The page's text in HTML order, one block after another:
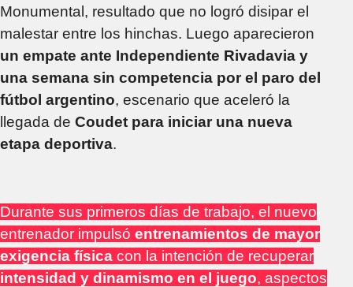
Monumental, resultado que no logró disipar el
malestar entre los hinchas. Luego aparecieron
un empate ante Independiente Rivadavia y
una semana sin competencia por el paro del
fútbol argentino, escenario que aceleró la
llegada de Coudet para iniciar una nueva
etapa deportiva.
Durante sus primeros días de trabajo, el nuevo
entrenador impulsó entrenamientos de mayor
exigencia física con la intención de recuperar
intensidad y dinamismo en el juego, aspectos